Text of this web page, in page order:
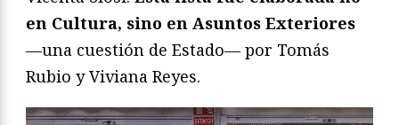
en Cultura, sino en Asuntos Exteriores
—una cuestión de Estado— por Tomás
Rubio y Viviana Reyes.